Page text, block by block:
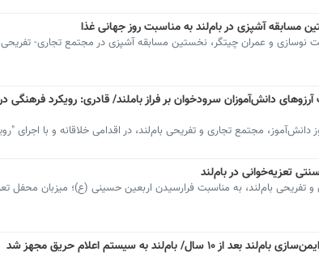
مسابقه آشپزی در بام‌لند به مناسبت روز جهانی غذا
و عمران چیتگر، نخستین مسابقه آشپزی در مجتمع تجاری- تفریحی
آرزوهای دانش‌آموزان سرودخوان بر فراز باملند/ قادری: رویکرد
دانش‌آموز، مجتمع تجاری و تفریحی بام‌لند، در اقدامی خلاقانه و با اجرای
تعزیه‌خوانی در بام‌لند
تفریحی بام‌لند، به مناسبت فرارسیدن اربعین حسینی (ع)؛ میزبان محفل
از ۱۰ سال/ بام‌لند به سیستم اعلام حریق مجهز شد